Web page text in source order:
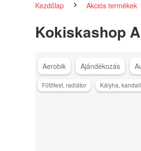
Kezdőlap Akciós termékek
Kokiskashop
Aerobik Ajándékozás
Fűtőtest, radiátor Kályha,